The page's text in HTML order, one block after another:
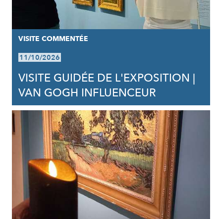
VISITE COMMENTÉE
11/10/2026
VISITE GUIDÉE DE L'EXPOSITION |
VAN GOGH INFLUENCEUR